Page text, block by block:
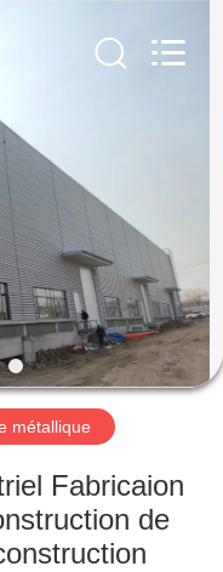
métallique
Fabricaion
de